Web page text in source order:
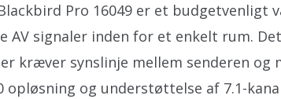
Pro 16049 er et budgetvenligt
AV signaler inden for et enkelt rum.
kræver synslinje mellem senderen
opløsning og understøttelse af 7.1-